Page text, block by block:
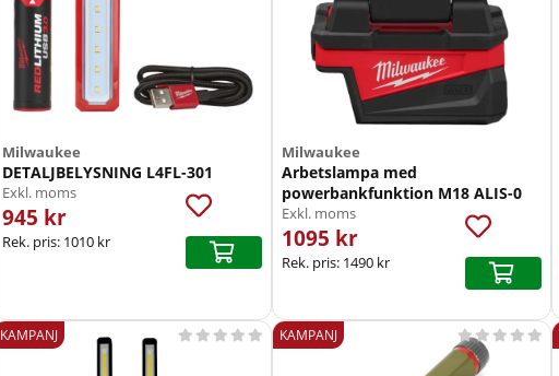
Milwaukee
DETALJBELYSNING L4FL-301
Exkl. moms
945 kr
Rek. pris: 1010 kr
Milwaukee
Arbetslampa med
powerbankfunktion M18 ALIS-0
Exkl. moms
1095 kr
Rek. pris: 1490 kr
KAMPANJ      KAMPANJ    